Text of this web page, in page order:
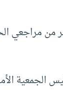
الكثير من
رئيس الجمعية